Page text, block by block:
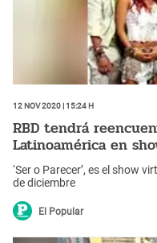
12 Nov 2020 | 15:24 h
RBD tendrá
Latinoamérica en
‘Ser o Parecer’, es el show
de diciembre
El Popular